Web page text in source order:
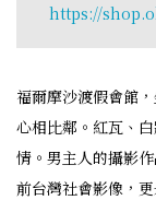
https://
福爾摩沙渡假會館
心相比鄰。紅瓦、
情。男主人的攝影
前台灣社會影像，